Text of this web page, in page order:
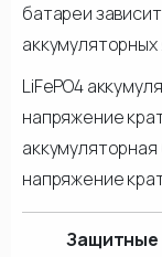
батареи
LiFePO4
напряжение
напряжение
Защитные